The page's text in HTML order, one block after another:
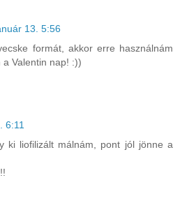
13. 5:56
formát, akkor erre használnám
Valentin nap! :))
6:11
ki liofilizált málnám, pont jól jönne a